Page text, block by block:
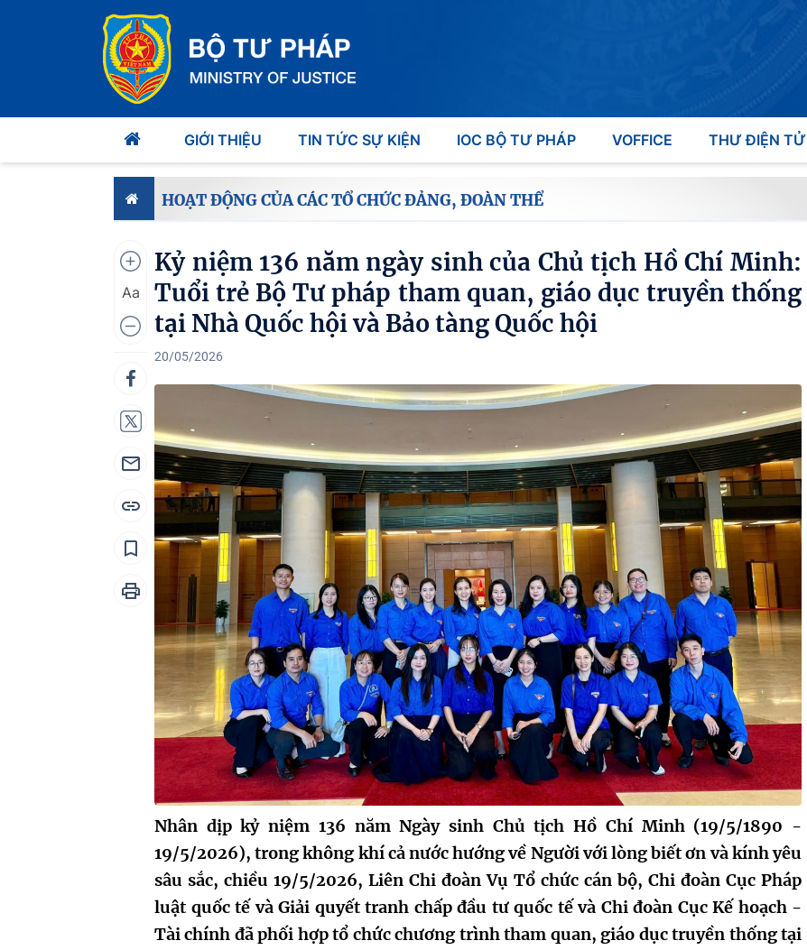
GIỚI THIỆU TIN TỨC SỰ KIỆN IOC BỘ TƯ PHÁP VOFFICE THƯ ĐIỆN TỬ
HOẠT ĐỘNG CỦA CÁC TỔ CHỨC ĐẢNG, ĐOÀN THỂ
Aa
Kỷ niệm 136 năm ngày sinh của Chủ tịch Hồ Chí Minh:
Tuổi trẻ Bộ Tư pháp tham quan, giáo dục truyền thống
tại Nhà Quốc hội và Bảo tàng Quốc hội
20/05/2026
Nhân dịp kỷ niệm 136 năm Ngày sinh Chủ tịch Hồ Chí Minh (19/5/1890 -
19/5/2026), trong không khí cả nước hướng về Người với lòng biết ơn và kính yêu
sâu sắc, chiều 19/5/2026, Liên Chi đoàn Vụ Tổ chức cán bộ, Chi đoàn Cục Pháp
luật quốc tế và Giải quyết tranh chấp đầu tư quốc tế và Chi đoàn Cục Kế hoạch -
Tài chính đã phối hợp tổ chức chương trình tham quan, giáo dục truyền thống tại